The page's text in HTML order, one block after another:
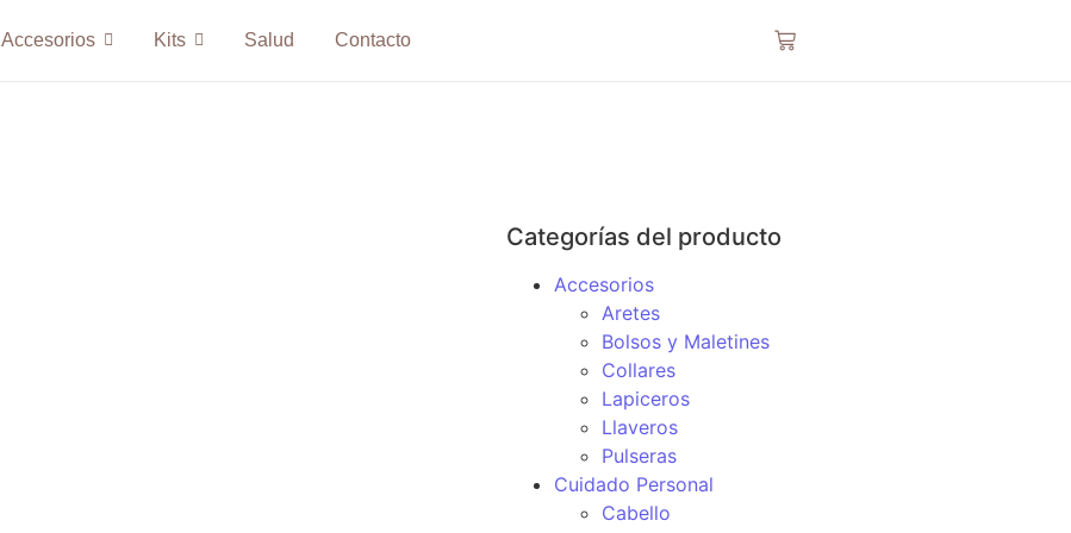
Accesorios Kits Salud Contacto
Categorías del producto
Accesorios
Aretes
Bolsos y Maletines
Collares
Lapiceros
Llaveros
Pulseras
Cuidado Personal
Cabello